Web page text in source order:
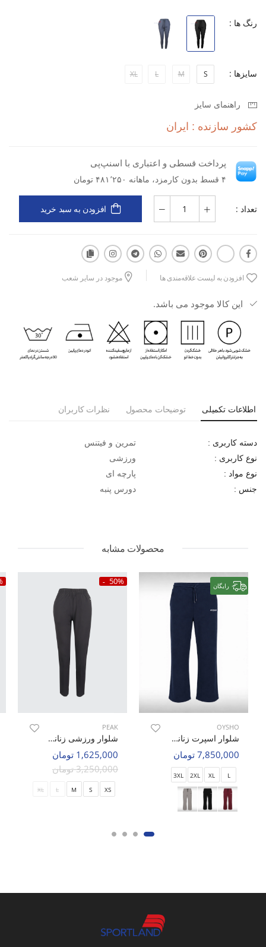
رنگ ها :
سایزها : S
M
L
XL
راهنمای سایز
کشور سازنده : ایران
پرداخت قسطی و اعتباری با اسنپ‌پی
۴ قسط بدون کارمزد، ماهانه ۴۸۱٬۲۵۰ تومان
تعداد : افزودن به سبد خرید
افزودن به لیست علاقه‌مندی ها موجود در سایر شعب
این کالا موجود می باشد.
اطلاعات تکمیلی توضیحات محصول نظرات کاربران
دسته کاربری : تمرین و فیتنس
نوع کاربری : ورزشی
نوع مواد : پارچه ای
جنس : دورس پنبه
محصولات مشابه
رایگان
OYSHO
شلوار اسپرت زنانه اویشو Free Motion W
7,850,000 تومان
L
XL
2XL
3XL
50%
PEAK
شلوار ورزشی زنانه پیک Vibe Stretch W
1,625,000 تومان
3,250,000 تومان
XS
S
M
L
XL